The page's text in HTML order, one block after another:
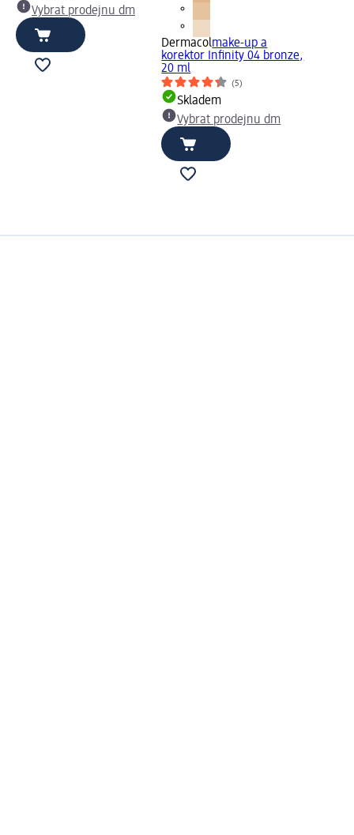
Vybrat prodejnu dm
Dermacolmake-up a
korektor Infinity 04 bronze,
20 ml
(5)
Skladem
Vybrat prodejnu dm